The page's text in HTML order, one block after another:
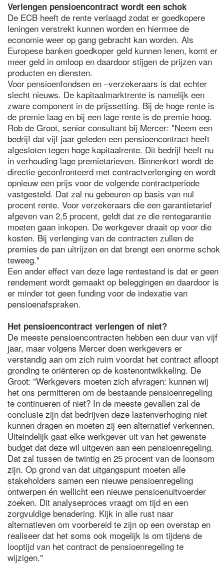
Verlengen pensioencontract wordt een schok
De ECB heeft de rente verlaagd zodat er goedkopere
leningen verstrekt kunnen worden en hiermee de
economie weer op gang gebracht kan worden. Als
Europese banken goedkoper geld kunnen lenen, komt er
meer geld in omloop en daardoor stijgen de prijzen van
producten en diensten.
Voor pensioenfondsen en –verzekeraars is dat echter
slecht nieuws. De kapitaalmarktrente is namelijk een
zware component in de prijssetting. Bij de hoge rente is
de premie laag en bij een lage rente is de premie hoog.
Rob de Groot, senior consultant bij Mercer: "Neem een
bedrijf dat vijf jaar geleden een pensioencontract heeft
afgesloten tegen hoge kapitaalrente. Dit bedrijf heeft nu
in verhouding lage premietarieven. Binnenkort wordt de
directie geconfronteerd met contractverlenging en wordt
opnieuw een prijs voor de volgende contractperiode
vastgesteld. Dat zal nu gebeuren op basis van nul
procent rente. Voor verzekeraars die een garantietarief
afgeven van 2,5 procent, geldt dat ze die rentegarantie
moeten gaan inkopen. De werkgever draait op voor die
kosten. Bij verlenging van de contracten zullen de
premies de pan uitrijzen en dat brengt een enorme schok
teweeg."
Een ander effect van deze lage rentestand is dat er geen
rendement wordt gemaakt op beleggingen en daardoor is
er minder tot geen funding voor de indexatie van
pensioenafspraken.
Het pensioencontract verlengen of niet?
De meeste pensioencontracten hebben een duur van vijf
jaar, maar volgens Mercer doen werkgevers er
verstandig aan om zich ruim voordat het contract afloopt
gronding te oriënteren op de kostenontwikkeling. De
Groot: "Werkgevers moeten zich afvragen: kunnen wij
het ons permitteren om de bestaande pensioenregeling
te continueren of niet? In de meeste gevallen zal de
conclusie zijn dat bedrijven deze lastenverhoging niet
kunnen dragen en moeten zij een alternatief verkennen.
Uiteindelijk gaat elke werkgever uit van het gewenste
budget dat deze wil uitgeven aan een pensioenregeling.
Dat zal tussen de twintig en 25 procent van de loonsom
zijn. Op grond van dat uitgangspunt moeten alle
stakeholders samen een nieuwe pensioenregeling
ontwerpen én wellicht een nieuwe pensioenuitvoerder
zoeken. Dit analyseproces vraagt om tijd en een
zorgvuldige benadering. Kijk in alle rust naar
alternatieven om voorbereid te zijn op een overstap en
realiseer dat het soms ook mogelijk is om tijdens de
looptijd van het contract de pensioenregeling te
wijzigen."